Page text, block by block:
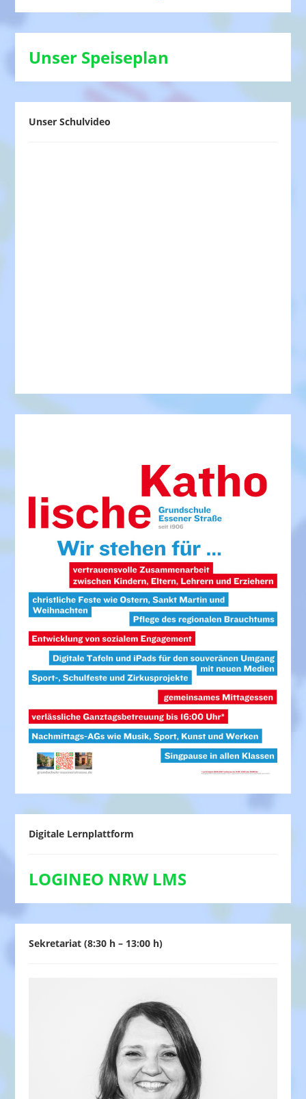
Unser Speiseplan
Unser Schulvideo
Digitale Lernplattform
LOGINEO NRW LMS
Sekretariat (8:30 h – 13:00 h)